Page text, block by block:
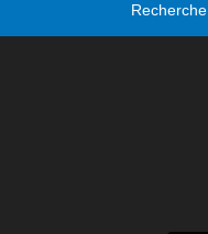
Recherche